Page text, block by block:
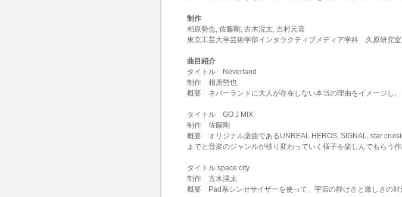
制作
相原勢也, 佐藤剛, 古木滉太, 吉村元喜
東京工芸大学芸術学部インタラクティブメディア学科 久原研究室
曲目紹介
タイトル Neverland
制作 相原勢也
概要 ネバーランドに大人が存在しない本当の理由をイメージし
タイトル GO J MIX
制作 佐藤剛
概要 オリジナル楽曲であるUNREAL HEROS, SIGNAL, star
までと音楽のジャンルが移り変わっていく様子を楽しんでもらう作
タイトル space city
制作 古木滉太
概要 Pad系シンセサイザーを使って、宇宙の静けさと激しさの対